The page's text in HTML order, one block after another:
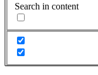
Search in content